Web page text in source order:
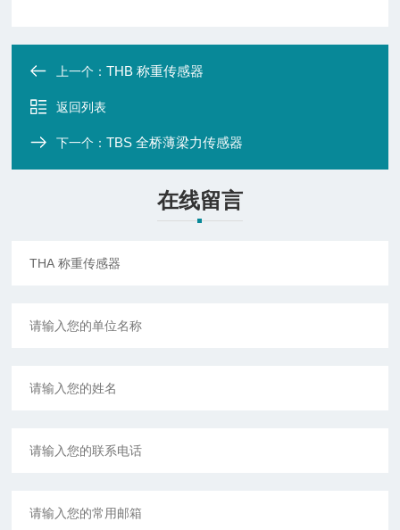
上一个：THB 称重传感器
返回列表
下一个：TBS 全桥薄梁力传感器
在线留言